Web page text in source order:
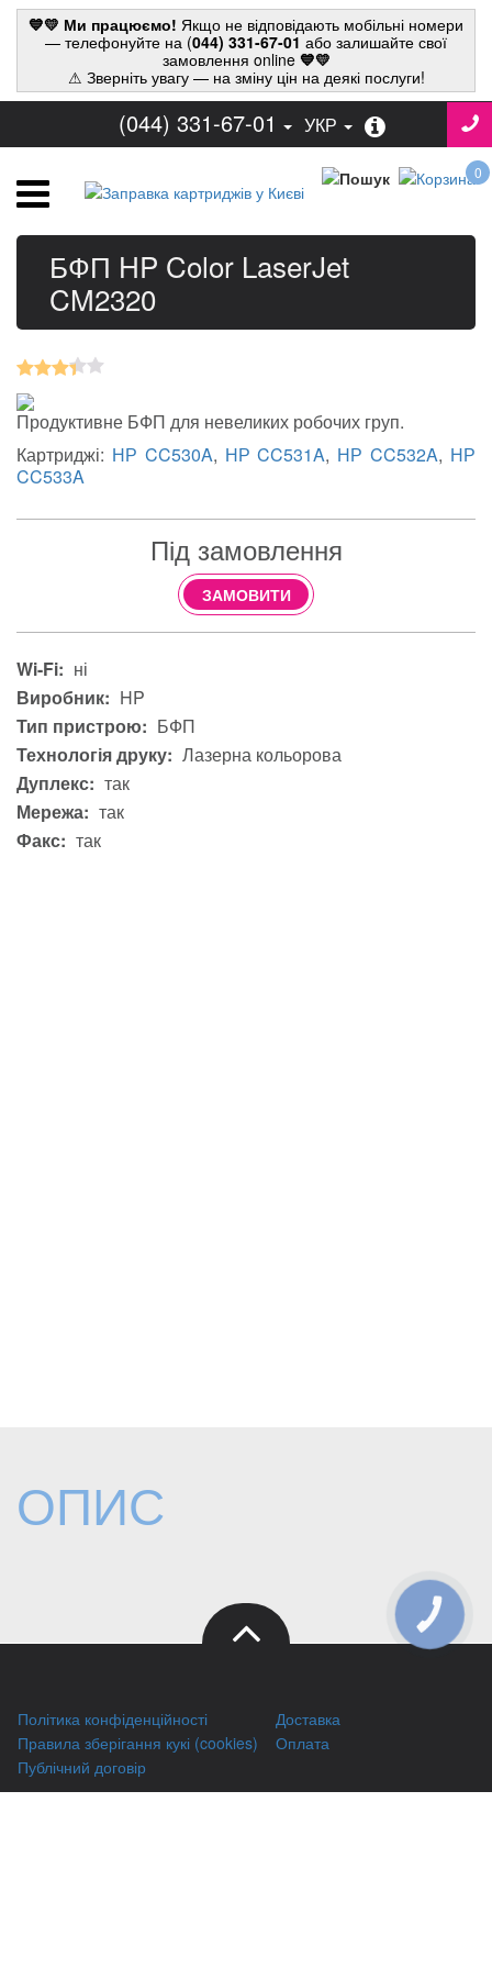
💙💛 Ми працюємо! Якщо не відповідають мобільні номери
— телефонуйте на (044) 331-67-01 або залишайте свої
замовлення online💙💛
⚠ Зверніть увагу — на зміну цін на деякі послуги!
(044) 331-67-01 УКР
0
БФП HP Color LaserJet
CM2320
Продуктивне БФП для невеликих робочих груп.
Картриджі: НР CC530A, НР CC531A, НР CC532A, НР
CC533A
Під замовлення
ЗАМОВИТИ
Wi-Fi: ні
Виробник: HP
Тип пристрою: БФП
Технологія друку: Лазерна кольорова
Дуплекс: так
Мережа: так
Факс: так
ОПИС
Політика конфіденційності
Правила зберігання кукі (cookies)
Публічний договір
Доставка
Оплата
КНОПКА
ЗВ'ЯЗКУ